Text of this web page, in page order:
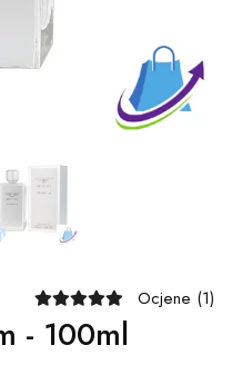
Ocjene (1)
- 100ml